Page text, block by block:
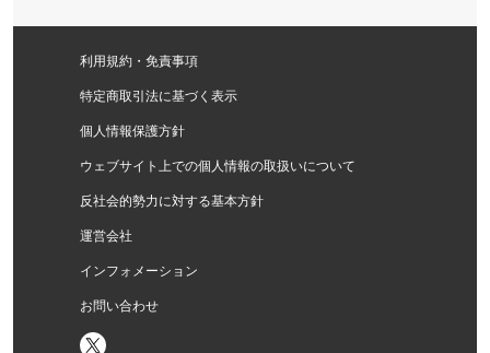
利用規約・免責事項
特定商取引法に基づく表示
個人情報保護方針
ウェブサイト上での個人情報の取扱いについて
反社会的勢力に対する基本方針
運営会社
インフォメーション
お問い合わせ